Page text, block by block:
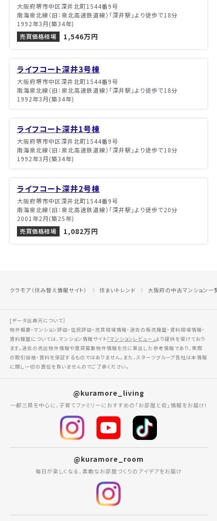
大阪府堺市中区深井北町1544番9号
南海泉北線（旧：泉北高速鉄道線）「深井駅」より徒歩で18分
1992年3月(築34年)
売買価格相場
1,546万円
ライフコート深井3号棟
大阪府堺市中区深井北町1544番9号
南海泉北線（旧：泉北高速鉄道線）「深井駅」より徒歩で18分
1992年3月(築34年)
ライフコート深井1号棟
大阪府堺市中区深井北町1544番9号
南海泉北線（旧：泉北高速鉄道線）「深井駅」より徒歩で18分
1992年3月(築34年)
ライフコート深井2号棟
大阪府堺市中区深井北町1544番9号
南海泉北線（旧：泉北高速鉄道線）「深井駅」より徒歩で20分
2001年2月(築25年)
売買価格相場
1,082万円
クラモア（住み替え情報サイト） 住まいトレンド 大阪府の中古マンション一
[データ出典元について］
物件概要・マンション評価・住民評価・売買相場情報・過去の販売履歴・賃料相場情報・
賃料履歴については、マンション情報サイト「マンションレビュー」より提供を受けており
ます。過去の売出物件情報や賃貸募集物件情報を元に算出した参考情報であり、実際
の取引価格・賃料を保証するものではありません。また、スターツグループ各社は本情報
に関し一切の責任を負いませんのでご了承ください。
@kuramore_living
一都三県を中心に、子育てファミリーにおすすめの「お部屋と街」情報をお届け!
@kuramore_room
毎日が楽しくなる、素敵なお部屋づくりのアイデアをお届け